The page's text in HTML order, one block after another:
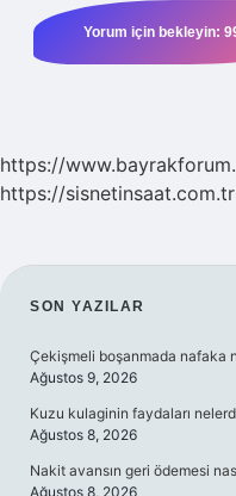
https://
https://sisnetinsaat.com.tr
SIDEBAR
SON YAZILAR
Çekişmeli boşanmada nafaka
Ağustos 9, 2026
Kuzu kulaginin faydaları
Ağustos 8, 2026
Nakit avansın geri ödemesi
Ağustos 8, 2026